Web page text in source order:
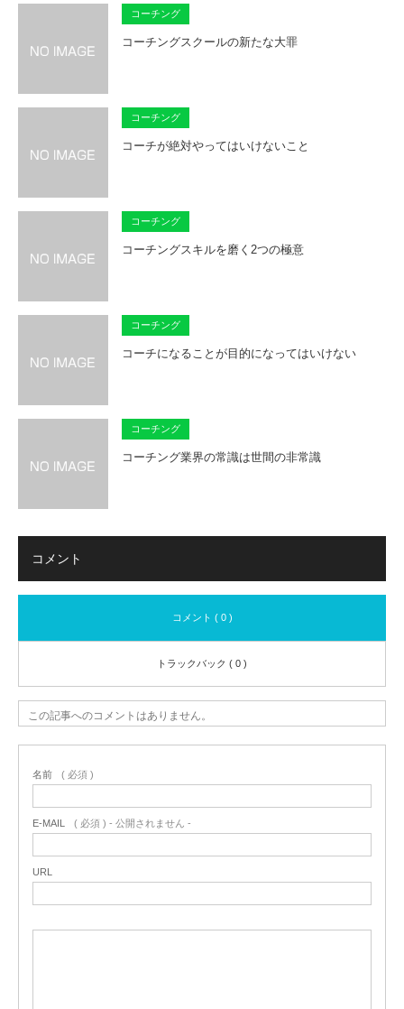
コーチング
コーチングスクールの新たな大罪
コーチング
コーチが絶対やってはいけないこと
コーチング
コーチングスキルを磨く2つの極意
コーチング
コーチになることが目的になってはいけない
コーチング
コーチング業界の常識は世間の非常識
コメント
コメント ( 0 )
トラックバック ( 0 )
この記事へのコメントはありません。
名前 ( 必須 )
E-MAIL ( 必須 ) - 公開されません -
URL